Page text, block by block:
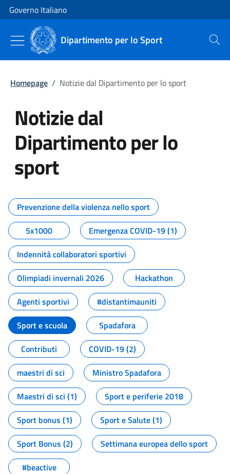
Vai al contenuto
Vai alla navigazione del sito
Governo Italiano
Dipartimento per lo Sport Cerca
Homepage / Notizie dal Dipartimento per lo sport
Notizie dal
Dipartimento per lo
sport
Tutti i contenuti della pagina
Prevenzione della violenza nello sport
5x1000
Emergenza COVID-19 (1)
Indennità collaboratori sportivi
Olimpiadi invernali 2026
Hackathon
Agenti sportivi
#distantimauniti
Sport e scuola
Spadafora
Contributi
COVID-19 (2)
maestri di sci
Ministro Spadafora
Maestri di sci (1)
Sport e periferie 2018
Sport bonus (1)
Sport e Salute (1)
Sport Bonus (2)
Settimana europea dello sport
#beactive